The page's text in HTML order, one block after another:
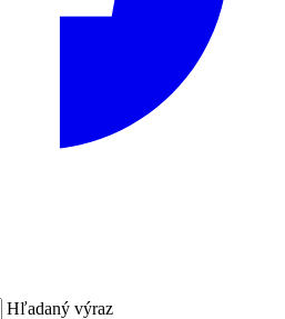
Hľadaný výraz